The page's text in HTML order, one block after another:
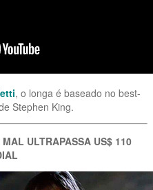
, o longa é baseado no best-
Stephen King.
ULTRAPASSA US$ 110